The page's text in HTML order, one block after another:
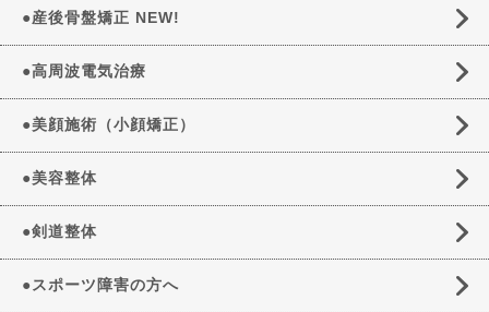
●産後骨盤矯正 NEW!
●高周波電気治療
●美顔施術（小顔矯正）
●美容整体
●剣道整体
●スポーツ障害の方へ